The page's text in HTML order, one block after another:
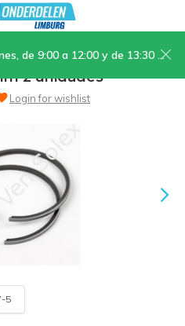
y de 13:30 a 17:00; sábados, de 9:00 a 12:00
pistón de
2 unidades
Login for wishlist
5